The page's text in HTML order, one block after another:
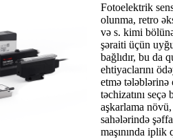
Fotoelektrik
olunma, retro
və s. kimi
şəraiti üçün
bağlıdır, bu da
ehtiyaclarını
etmə
təchizatını
aşkarlama
sahələrində
maşınında